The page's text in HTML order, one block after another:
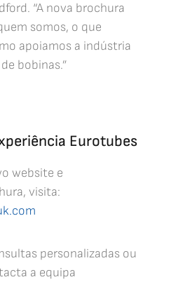
“A nova brochura
somos, o que
apoiamos a indústria
bobinas.”
Eurotubes
website e
visita:
personalizadas ou
a equipa